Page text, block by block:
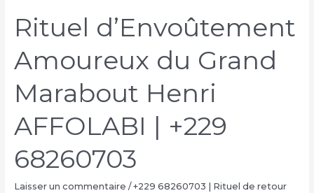
Rituel d’Envoûtement
Amoureux du Grand
Marabout Henri
AFFOLABI | +229
68260703
Laisser un commentaire /+229 68260703 | Rituel de retour